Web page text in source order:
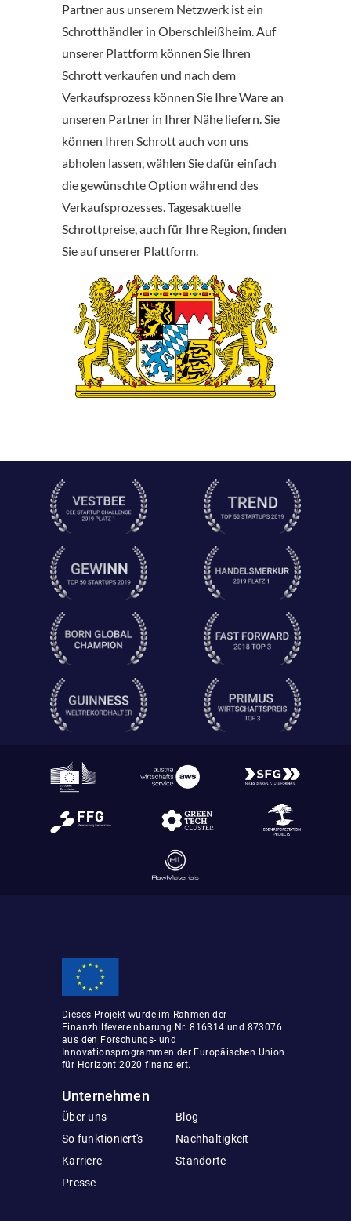
Partner aus unserem Netzwerk ist ein
Schrotthändler in Oberschleißheim. Auf
unserer Plattform können Sie Ihren
Schrott verkaufen und nach dem
Verkaufsprozess können Sie Ihre Ware an
unseren Partner in Ihrer Nähe liefern. Sie
können Ihren Schrott auch von uns
abholen lassen, wählen Sie dafür einfach
die gewünschte Option während des
Verkaufsprozesses. Tagesaktuelle
Schrottpreise, auch für Ihre Region, finden
Sie auf unserer Plattform.
Dieses Projekt wurde im Rahmen der
Finanzhilfevereinbarung Nr. 816314 und 873076
aus den Forschungs- und
Innovationsprogrammen der Europäischen Union
für Horizont 2020 finanziert.
Unternehmen
Über uns
So funktioniert's
Karriere
Presse
Blog
Nachhaltigkeit
Standorte